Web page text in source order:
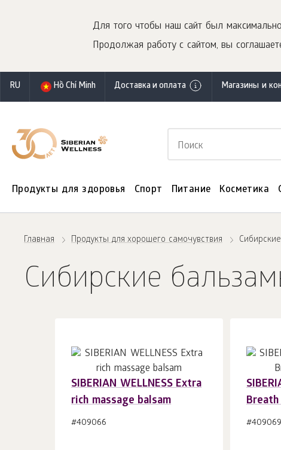
Для того чтобы наш сайт был
Продолжая работу с сайтом, вы
RU Hồ Chí Minh Доставка и оплата Магазины и
Продукты для здоровья Спорт Питание Косметика
Главная Продукты для хорошего самочувствия
Сибирские
SIBERIAN WELLNESS Extra
rich massage balsam
#409066 #409069